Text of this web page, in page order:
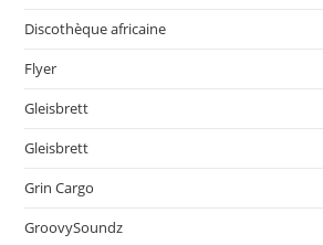
Discothèque africaine
Flyer
Gleisbrett
Gleisbrett
Grin Cargo
GroovySoundz